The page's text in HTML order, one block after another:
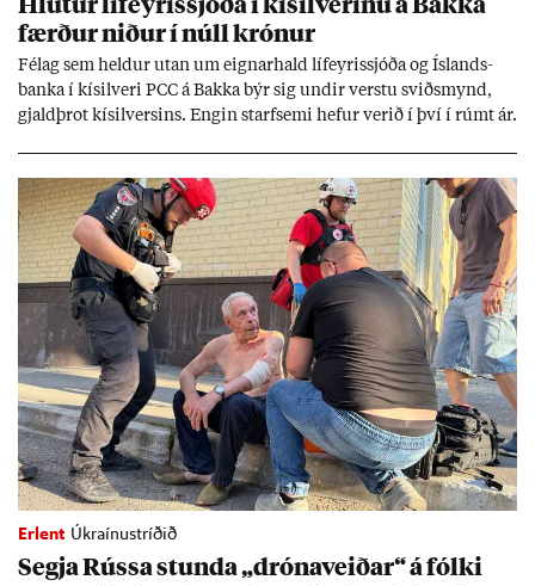
færð­ur nið­ur í núll krón­ur
Fé­lag sem held­ur ut­an um eign­ar­hald líf­eyr­is­sjóða og Ís­lands­
banka í kís­il­veri PCC á Bakka býr sig und­ir verstu sviðs­mynd,
gjald­þrot kís­il­vers­ins. Eng­in starf­semi hef­ur ver­ið í því í rúmt ár.
Erlent Úkraínustríðið
Segja Rússa stunda „dróna­veið­ar“ á fólki